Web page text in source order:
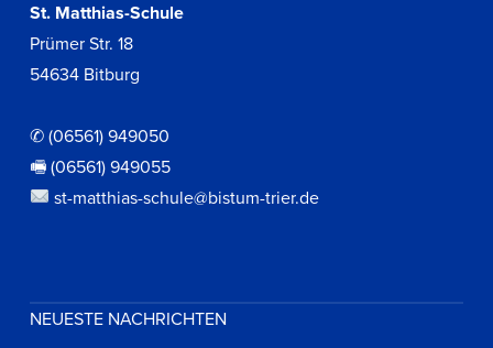
St. Matthias-Schule
Prümer Str. 18
54634 Bitburg
✆ (06561) 949050
🖷 (06561) 949055
st-matthias-schule@bistum-trier.de
NEUESTE NACHRICHTEN